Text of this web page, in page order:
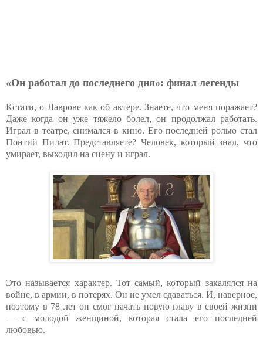
«Он работал до последнего дня»: финал легенды
Кстати, о Лаврове как об актере. Знаете, что меня поражает?
Даже когда он уже тяжело болел, он продолжал работать.
Играл в театре, снимался в кино. Его последней ролью стал
Понтий Пилат. Представляете? Человек, который знал, что
умирает, выходил на сцену и играл.
Это называется характер. Тот самый, который закалялся на
войне, в армии, в потерях. Он не умел сдаваться. И, наверное,
поэтому в 78 лет он смог начать новую главу в своей жизни
— с молодой женщиной, которая стала его последней
любовью.